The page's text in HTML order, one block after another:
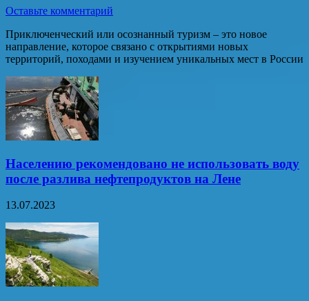
Оставьте комментарий
Приключенческий или осознанный туризм – это новое
направление, которое связано с открытиями новых
территорий, походами и изучением уникальных мест в России
Населению рекомендовано не использовать воду
после разлива нефтепродуктов на Лене
13.07.2023